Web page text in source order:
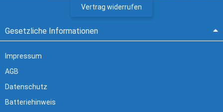
Vertrag widerrufen
Gesetzliche Informationen
Impressum
AGB
Datenschutz
Batteriehinweis